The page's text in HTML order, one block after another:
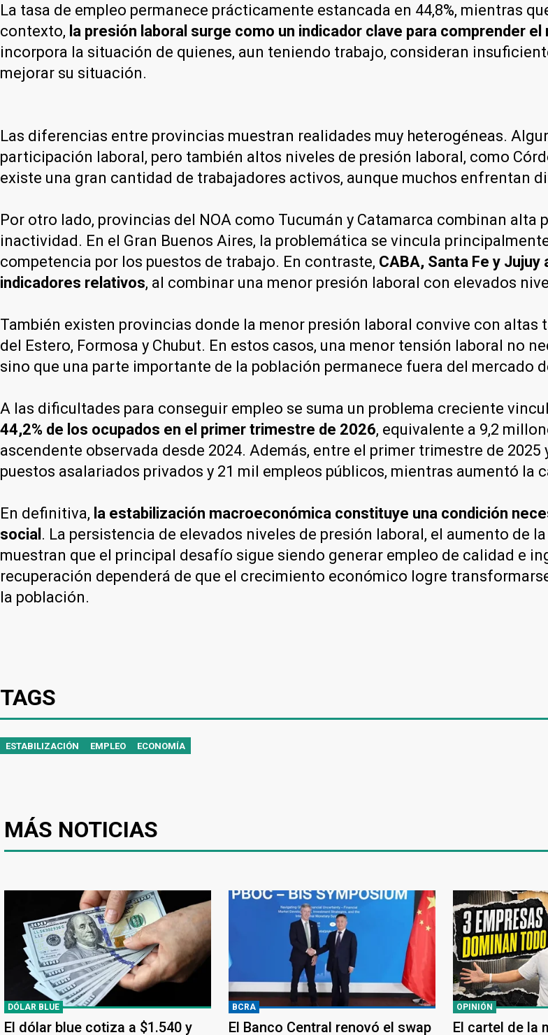
La tasa de empleo permanece prácticamente estancada en 44,8%, mientras
contexto, la presión laboral surge como un indicador clave para comprender
incorpora la situación de quienes, aun teniendo trabajo, consideran
mejorar su situación.
Las diferencias entre provincias muestran realidades muy heterogéneas.
participación laboral, pero también altos niveles de presión laboral, como
existe una gran cantidad de trabajadores activos, aunque muchos enfrentan
Por otro lado, provincias del NOA como Tucumán y Catamarca combinan alta
inactividad. En el Gran Buenos Aires, la problemática se vincula
competencia por los puestos de trabajo. En contraste, CABA, Santa Fe y
indicadores relativos, al combinar una menor presión laboral con elevados
También existen provincias donde la menor presión laboral convive con altas
del Estero, Formosa y Chubut. En estos casos, una menor tensión laboral no
sino que una parte importante de la población permanece fuera del mercado
A las dificultades para conseguir empleo se suma un problema creciente
44,2% de los ocupados en el primer trimestre de 2026, equivalente a 9,2
ascendente observada desde 2024. Además, entre el primer trimestre de
puestos asalariados privados y 21 mil empleos públicos, mientras aumentó la
En definitiva, la estabilización macroeconómica constituye una condición
social . La persistencia de elevados niveles de presión laboral, el aumento de
muestran que el principal desafío sigue siendo generar empleo de calidad e
recuperación dependerá de que el crecimiento económico logre
la población.
TAGS
ESTABILIZACIÓN EMPLEO ECONOMÍA
MÁS NOTICIAS
DÓLAR BLUE
El dólar blue cotiza a $1.540 y
BCRA
El Banco Central renovó el swap
OPINIÓN
El cartel de la